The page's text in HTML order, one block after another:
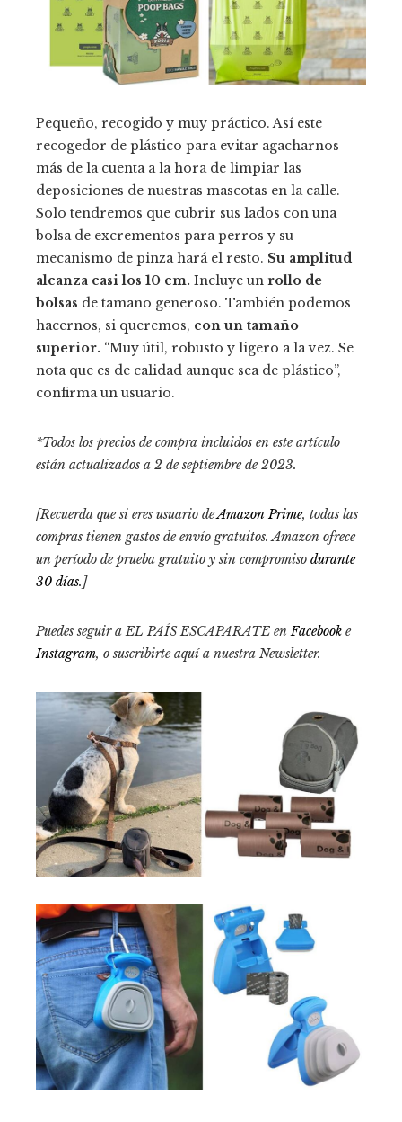
Pequeño, recogido y muy práctico. Así este
recogedor de plástico para evitar agacharnos
más de la cuenta a la hora de limpiar las
deposiciones de nuestras mascotas en la calle.
Solo tendremos que cubrir sus lados con una
bolsa de excrementos para perros y su
mecanismo de pinza hará el resto. Su amplitud
alcanza casi los 10 cm. Incluye un rollo de
bolsas de tamaño generoso. También podemos
hacernos, si queremos, con un tamaño
superior. “Muy útil, robusto y ligero a la vez. Se
nota que es de calidad aunque sea de plástico”,
confirma un usuario.
*Todos los precios de compra incluidos en este artículo
están actualizados a 2 de septiembre de 2023.
[Recuerda que si eres usuario deAmazon Prime, todas las
compras tienen gastos de envío gratuitos. Amazon ofrece
un período de prueba gratuito y sin compromiso durante
30 días.]
Puedes seguir a EL PAÍS ESCAPARATE en Facebook e
Instagram, o suscribirte aquí a nuestra Newsletter.